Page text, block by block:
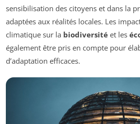
sensibilisation des citoyens et dans la
adaptées aux réalités locales. Les
climatique sur la biodiversité et les
également être pris en compte pour
d’adaptation efficaces.